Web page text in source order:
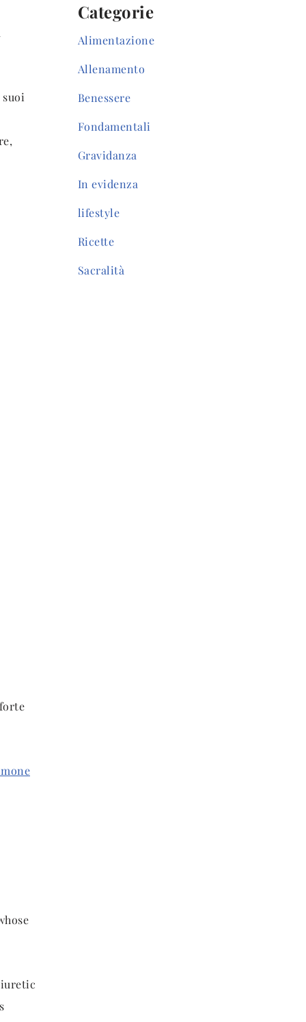
Categorie
Alimentazione
Allenamento
Benessere
Fondamentali
Gravidanza
In evidenza
lifestyle
Ricette
Sacralità